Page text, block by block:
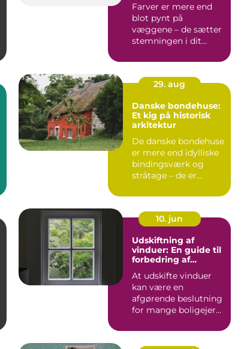
Farver er mere end
blot pynt på
væggene – de sætter
stemningen i dit
29. aug
Danske bondehuse:
Et kig på historisk
arkitektur
De danske bondehuse
er mere end idylliske
bindingsværk og
stråtage – de er
10. jun
Udskiftning af
vinduer: En guide til
forbedring af
effektivitet
At udskifte vinduer
kan være en
afgørende beslutning
for mange boligejere